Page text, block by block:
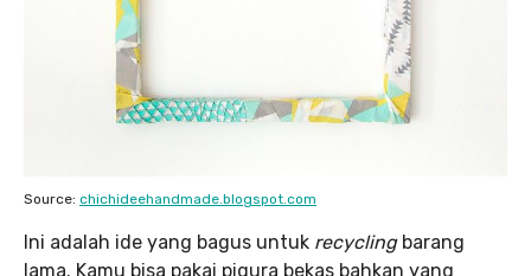
Source: chichideehandmade.blogspot.com
Ini adalah ide yang bagus untuk recyclingbarang
lama. Kamu bisa pakai pigura bekas bahkan yang